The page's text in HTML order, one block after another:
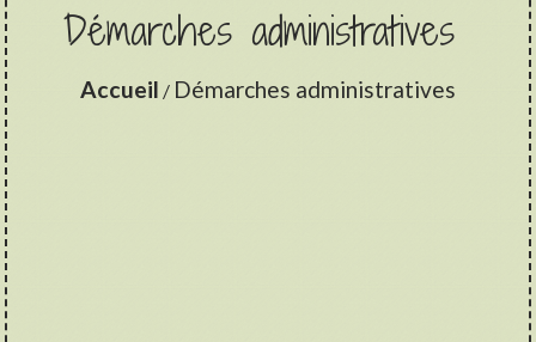
Démarches administratives
Accueil / Démarches administratives